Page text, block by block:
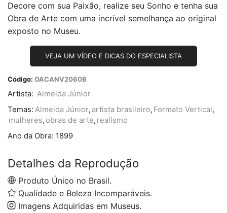
Decore com sua Paixão, realize seu Sonho e tenha sua
Obra de Arte com uma incrível semelhança ao original
exposto no Museu.
VEJA UM VÍDEO E DICAS DO ESPECIALISTA
Código: OACANV2060B
Artista: Almeida Júnior
Temas: Almeida Júnior, artista brasileiro, Formato Vertical,
mulheres, obras de arte, realismo
Ano da Obra: 1899
Detalhes da Reprodução
Produto Único no Brasil.
Qualidade e Beleza Incomparáveis.
Imagens Adquiridas em Museus.